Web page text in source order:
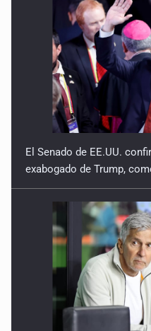
El Senado de EE.UU.
exabogado de Trump,